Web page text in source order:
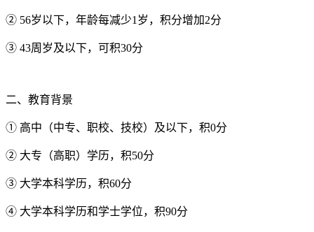
② 56岁以下，年龄每减少1岁，积分增加2分
③ 43周岁及以下，可积30分
二、教育背景
① 高中（中专、职校、技校）及以下，积0分
② 大专（高职）学历，积50分
③ 大学本科学历，积60分
④ 大学本科学历和学士学位，积90分